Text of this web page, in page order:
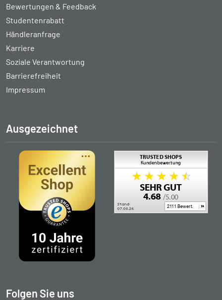
Bewertungen & Feedback
Studentenrabatt
Händleranfrage
Karriere
Soziale Verantwortung
Barrierefreiheit
Impressum
Ausgezeichnet
Folgen Sie uns